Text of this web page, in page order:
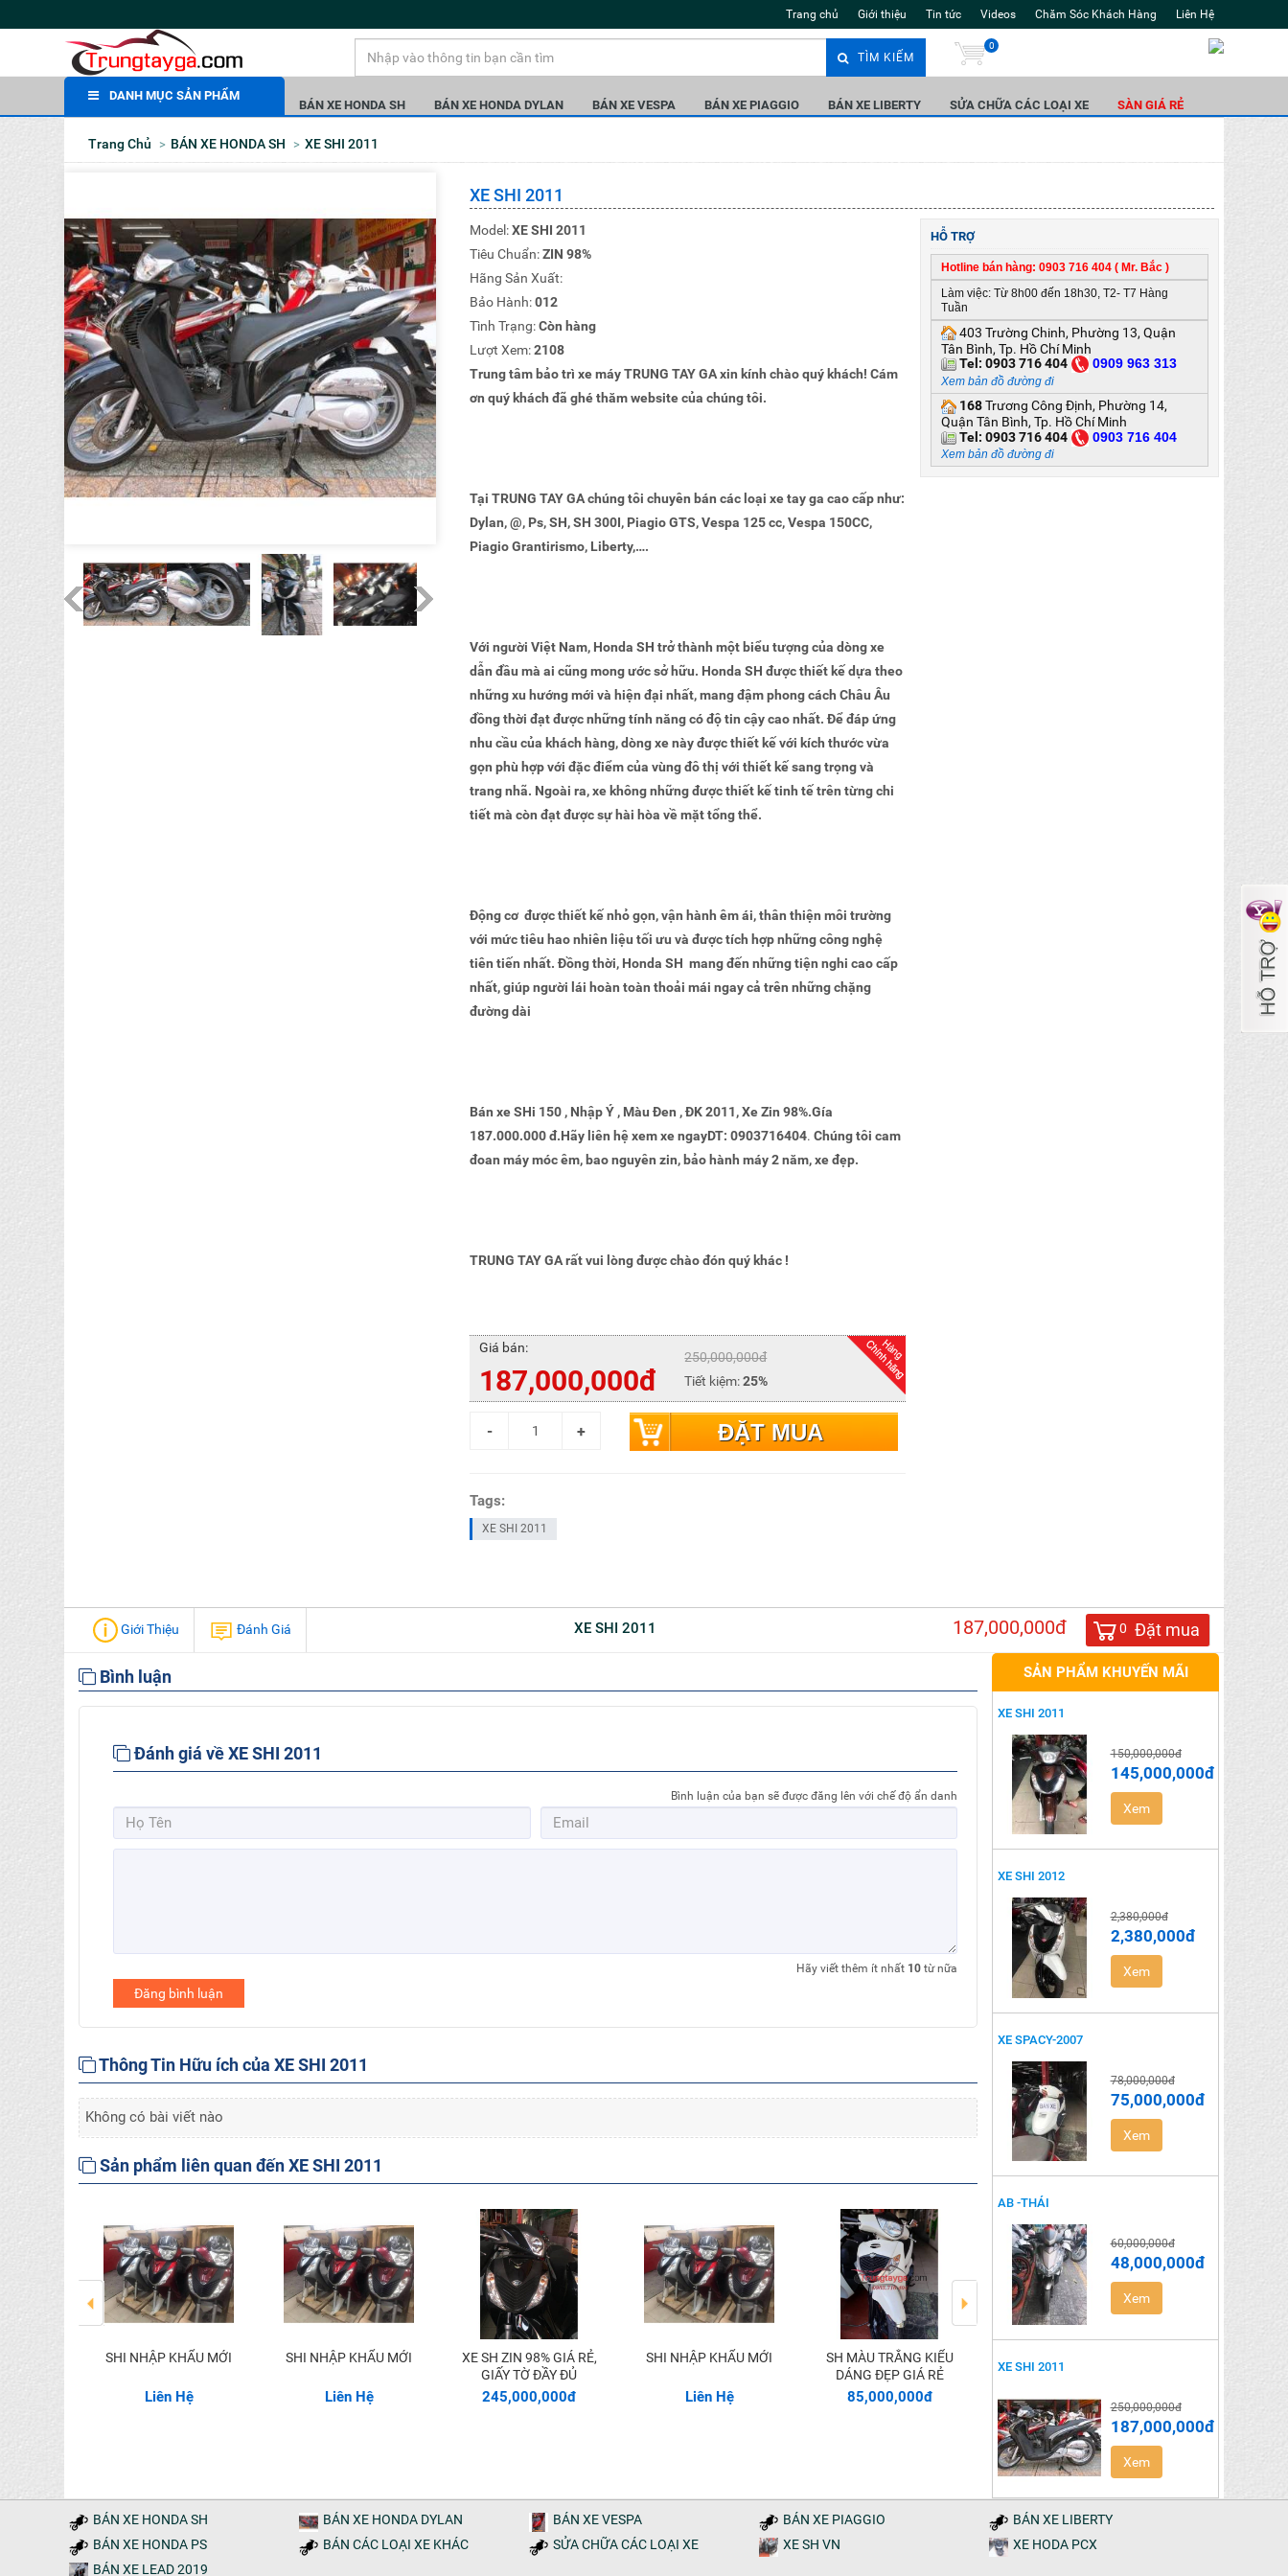
Trang chủ Giới thiệu Tin tức Videos Chăm Sóc Khách Hàng Liên Hệ
TÌM KIẾM
0
DANH MỤC SẢN PHẨM
BÁN XE HONDA SH BÁN XE HONDA DYLAN BÁN XE VESPA BÁN XE PIAGGIO BÁN XE LIBERTY SỬA CHỮA CÁC LOẠI XE SÀN GIÁ RẺ
Trang Chủ BÁN XE HONDA SH XE SHI 2011
XE SHI 2011
Model:XE SHI 2011
Tiêu Chuẩn:ZIN 98%
Hãng Sản Xuất:
Bảo Hành:012
Tình Trạng:Còn hàng
Lượt Xem:2108
Trung tâm bảo trì xe máy TRUNG TAY GA xin kính chào quý khách! Cám
ơn quý khách đã ghé thăm website của chúng tôi.
Tại TRUNG TAY GA chúng tôi chuyên bán các loại xe tay ga cao cấp như:
Dylan, @, Ps, SH, SH 300I, Piagio GTS, Vespa 125 cc, Vespa 150CC,
Piagio Grantirismo, Liberty,….
Với người Việt Nam, Honda SH trở thành một biểu tượng của dòng xe
dẫn đầu mà ai cũng mong ước sở hữu. Honda SH được thiết kế dựa theo
những xu hướng mới và hiện đại nhất, mang đậm phong cách Châu Âu
đồng thời đạt được những tính năng có độ tin cậy cao nhất. Để đáp ứng
nhu cầu của khách hàng, dòng xe này được thiết kế với kích thước vừa
gọn phù hợp với đặc điểm của vùng đô thị với thiết kế sang trọng và
trang nhã. Ngoài ra, xe không những được thiết kế tinh tế trên từng chi
tiết mà còn đạt được sự hài hòa về mặt tổng thể.
Động cơ được thiết kế nhỏ gọn, vận hành êm ái, thân thiện môi trường
với mức tiêu hao nhiên liệu tối ưu và được tích hợp những công nghệ
tiên tiến nhất. Đồng thời, Honda SH mang đến những tiện nghi cao cấp
nhất, giúp người lái hoàn toàn thoải mái ngay cả trên những chặng
đường dài
Bán xe SHi 150 , Nhập Ý , Màu Đen , ĐK 2011, Xe Zin 98%.Gía
187.000.000 đ.Hãy liên hệ xem xe ngayDT: 0903716404.Chúng tôi cam
đoan máy móc êm, bao nguyên zin, bảo hành máy 2 năm, xe đẹp.
TRUNG TAY GA rất vui lòng được chào đón quý khác !
Giá bán:
187,000,000đ
250,000,000đ
Tiết kiệm: 25%
ĐẶT MUA
Tags:
XE SHI 2011
HỖ TRỢ
Hotline bán hàng: 0903 716 404 ( Mr. Bắc )
Làm việc: Từ 8h00 đến 18h30, T2- T7 Hàng
Tuần
403 Trường Chinh, Phường 13, Quận
Tân Bình, Tp. Hồ Chí Minh
Tel:0903 716 404 0909 963 313
Xem bản đồ đường đi
168Trương Công Định, Phường 14,
Quận Tân Bình, Tp. Hồ Chí Minh
Tel:0903 716 404 0903 716 404
Xem bản đồ đường đi
Giới Thiệu Đánh Giá XE SHI 2011 187,000,000đ 0 Đặt mua
Bình luận
Đánh giá về XE SHI 2011
Bình luận của bạn sẽ được đăng lên với chế độ ẩn danh
Hãy viết thêm ít nhất 10 từ nữa
Đăng bình luận
Thông Tin Hữu ích của XE SHI 2011
Không có bài viết nào
Sản phẩm liên quan đến XE SHI 2011
SHI NHẬP KHẨU MỚI
Liên Hệ
SHI NHẬP KHẨU MỚI
Liên Hệ
Thêm vào giỏ
XE SH ZIN 98% GIÁ RẺ,
GIẤY TỜ ĐẦY ĐỦ
245,000,000đ
SHI NHẬP KHẨU MỚI
Liên Hệ
Thêm vào giỏ
SH MÀU TRẮNG KIỂU
DÁNG ĐẸP GIÁ RẺ
85,000,000đ
Thêm vào giỏ
187,000,000đ
250,000,000đ
SẢN PHẨM KHUYẾN MÃI
XE SHI 2011
150,000,000đ
145,000,000đ
Xem
XE SHI 2012
2,380,000đ
2,380,000đ
Xem
XE SPACY-2007
78,000,000đ
75,000,000đ
Xem
AB -THÁI
60,000,000đ
48,000,000đ
Xem
XE SHI 2011
250,000,000đ
187,000,000đ
Xem
BÁN XE HONDA SH BÁN XE HONDA DYLAN BÁN XE VESPA BÁN XE PIAGGIO
BÁN XE LIBERTY
BÁN XE HONDA PS
BÁN CÁC LOẠI XE KHÁC SỬA CHỮA CÁC LOẠI XE XE SH VN
XE HODA PCX
BÁN XE LEAD 2019